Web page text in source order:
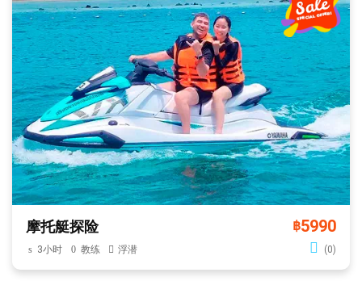
摩托艇探险 ฿5990
3小时 教练 浮潜 (0)